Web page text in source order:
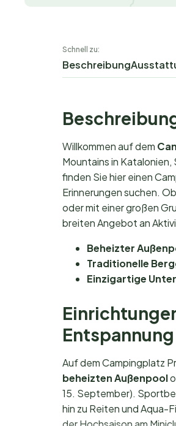
Schnell zu:
Beschreibung
Willkommen auf dem
Mountains in
finden Sie hier einen
Erinnerungen suchen.
oder mit einer großen
breiten Angebot an
Beheizter
Traditionelle
Einzigartige
Auf dem Campingplatz
beheizten Außenpool
15. September).
hin zu Reiten und Aqua-